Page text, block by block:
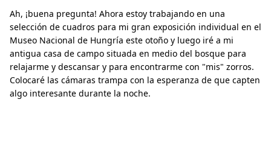
Ah, ¡buena pregunta! Ahora estoy trabajando en una
selección de cuadros para mi gran exposición individual en el
Museo Nacional de Hungría este otoño y luego iré a mi
antigua casa de campo situada en medio del bosque para
relajarme y descansar y para encontrarme con "mis" zorros.
Colocaré las cámaras trampa con la esperanza de que capten
algo interesante durante la noche.